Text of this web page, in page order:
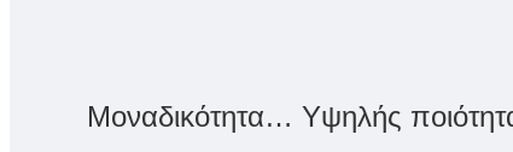
Μοναδικότητα… Υψηλής